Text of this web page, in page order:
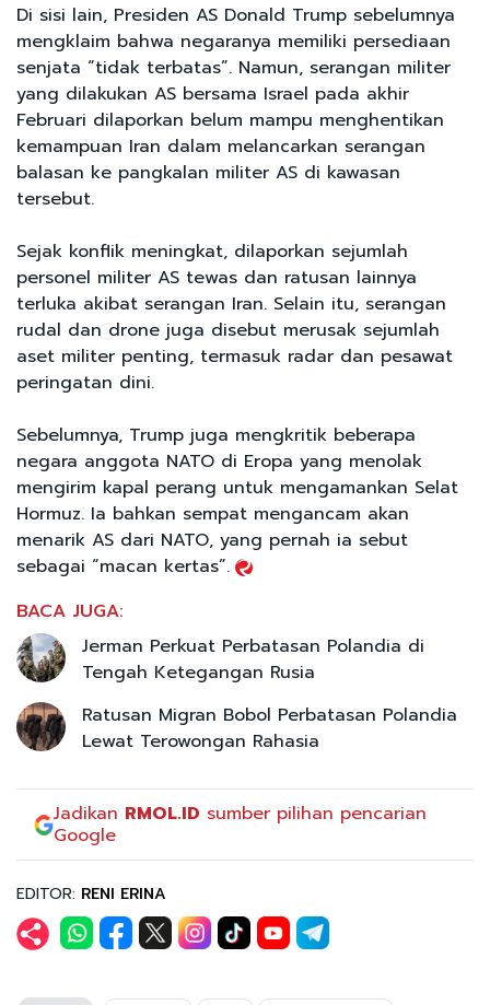
Di sisi lain, Presiden AS Donald Trump sebelumnya
mengklaim bahwa negaranya memiliki persediaan
senjata “tidak terbatas”. Namun, serangan militer
yang dilakukan AS bersama Israel pada akhir
Februari dilaporkan belum mampu menghentikan
kemampuan Iran dalam melancarkan serangan
balasan ke pangkalan militer AS di kawasan
tersebut.
Sejak konflik meningkat, dilaporkan sejumlah
personel militer AS tewas dan ratusan lainnya
terluka akibat serangan Iran. Selain itu, serangan
rudal dan drone juga disebut merusak sejumlah
aset militer penting, termasuk radar dan pesawat
peringatan dini.
Sebelumnya, Trump juga mengkritik beberapa
negara anggota NATO di Eropa yang menolak
mengirim kapal perang untuk mengamankan Selat
Hormuz. Ia bahkan sempat mengancam akan
menarik AS dari NATO, yang pernah ia sebut
sebagai “macan kertas”.
BACA JUGA:
Jerman Perkuat Perbatasan Polandia di
Tengah Ketegangan Rusia
Ratusan Migran Bobol Perbatasan Polandia
Lewat Terowongan Rahasia
Jadikan RMOL.ID sumber pilihan pencarian
Google
EDITOR: RENI ERINA